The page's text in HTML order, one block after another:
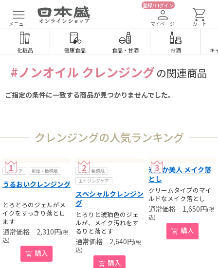
メニュー
登録/ログイン
マイページ カート
化粧品 健康食品 食品・ 甘酒 お酒 キ
#ノンオイル クレンジングの関連商品
ご指定の条件に一致する商品が見つかりませんでした。
クレンジングの人気ランキング
基本ケア 乾燥・敏感肌
うるおいクレンジング
とろとろのジェルがメ
イクをすっきり落とし
ます
2,310円(税
込)
購入
乾燥・敏感肌
エイジングケア
スペシャルクレンジン
グ
とろりと琥珀色のジェ
ルが、メイク汚れをす
るりと落とす
2,640円(税
込)
購入
米ぬか美人 メイク落
とし
クリームタイプのマイ
ルドなメイク落とし
1,650円(税
込)
購入